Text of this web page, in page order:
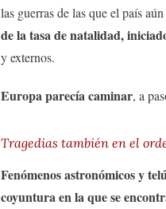
las guerras de las que el país
de la tasa de natalidad,
y externos.
Europa parecía caminar, a
Tragedias también en el
Fenómenos astronómicos y
coyuntura en la que se